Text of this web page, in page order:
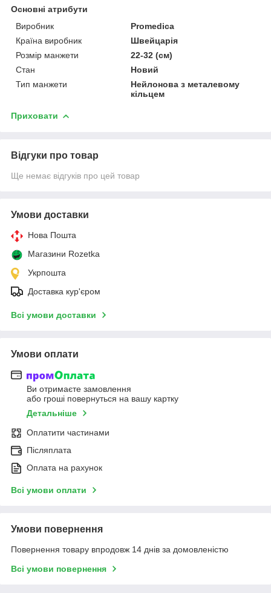
Основні атрибути
Виробник
Promedica
Країна виробник
Швейцарія
Розмір манжети
22-32 (см)
Стан
Новий
Тип манжети
Нейлонова з металевому
кільцем
Приховати
Відгуки про товар
Ще немає відгуків про цей товар
Умови доставки
Нова Пошта
Магазини Rozetka
Укрпошта
Доставка кур'єром
Всі умови доставки
Умови оплати
Ви отримаєте замовлення
або гроші повернуться на вашу картку
Детальніше
Оплатити частинами
Післяплата
Оплата на рахунок
Всі умови оплати
Умови повернення
Повернення товару впродовж 14 днів за домовленістю
Всі умови повернення